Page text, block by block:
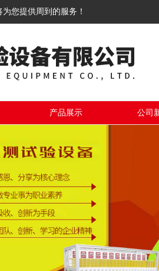
您提供周到的服务！
产品展示 公司